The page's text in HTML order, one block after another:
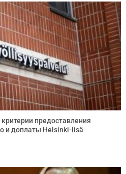
предоставления
и доплаты Helsinki-lisä